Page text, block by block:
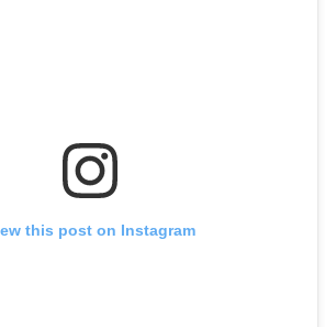
this post on Instagram